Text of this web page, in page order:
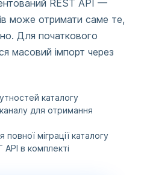
REST API —
може отримати саме те,
Для початкового
масовий імпорт через
каталогу
для отримання
міграції каталогу
API в комплекті